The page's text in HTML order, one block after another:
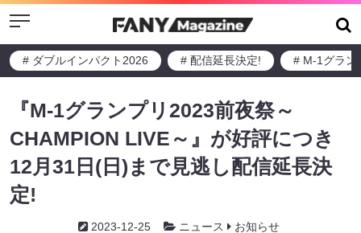
Menu
# ダブルインパクト2026 # 配信延長決定! # M-1グラン
『M-1グランプリ2023前夜祭～
CHAMPION LIVE～』が好評につき
12月31日(日)まで見逃し配信延長決
定!
2023-12-25 ニュース お知らせ